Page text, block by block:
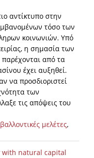
αντίκτυπο στην
τόσο των
κοινωνιών. Υπό
η σημασία των
από τα
έχει αυξηθεί.
να προσδιοριστεί
των
τις απόψεις του
μελέτες,
with natural capital